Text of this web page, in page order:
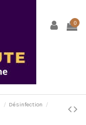
0
Désinfection